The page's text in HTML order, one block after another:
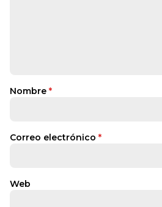
Nombre *
Correo electrónico *
Web